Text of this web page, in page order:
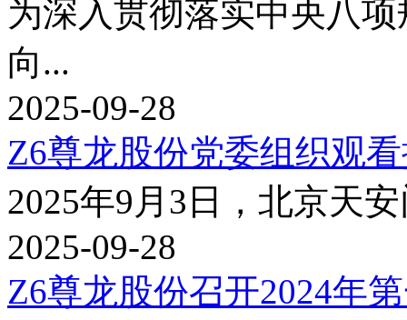
为深入贯彻落实中央八项
向...
2025-09-28
Z6尊龙股份党委组织观
2025年9月3日，北京
2025-09-28
Z6尊龙股份召开2024年